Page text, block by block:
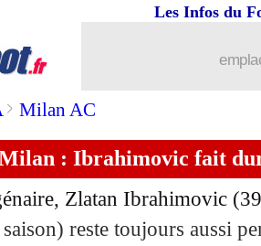
> Milan AC
Les Infos du
: Ibrahimovic fait
Zlatan Ibrahimovic
saison) reste toujours aussi
compte sur
: ça discute pour Garay
mise en garde de
toujours en discussions,